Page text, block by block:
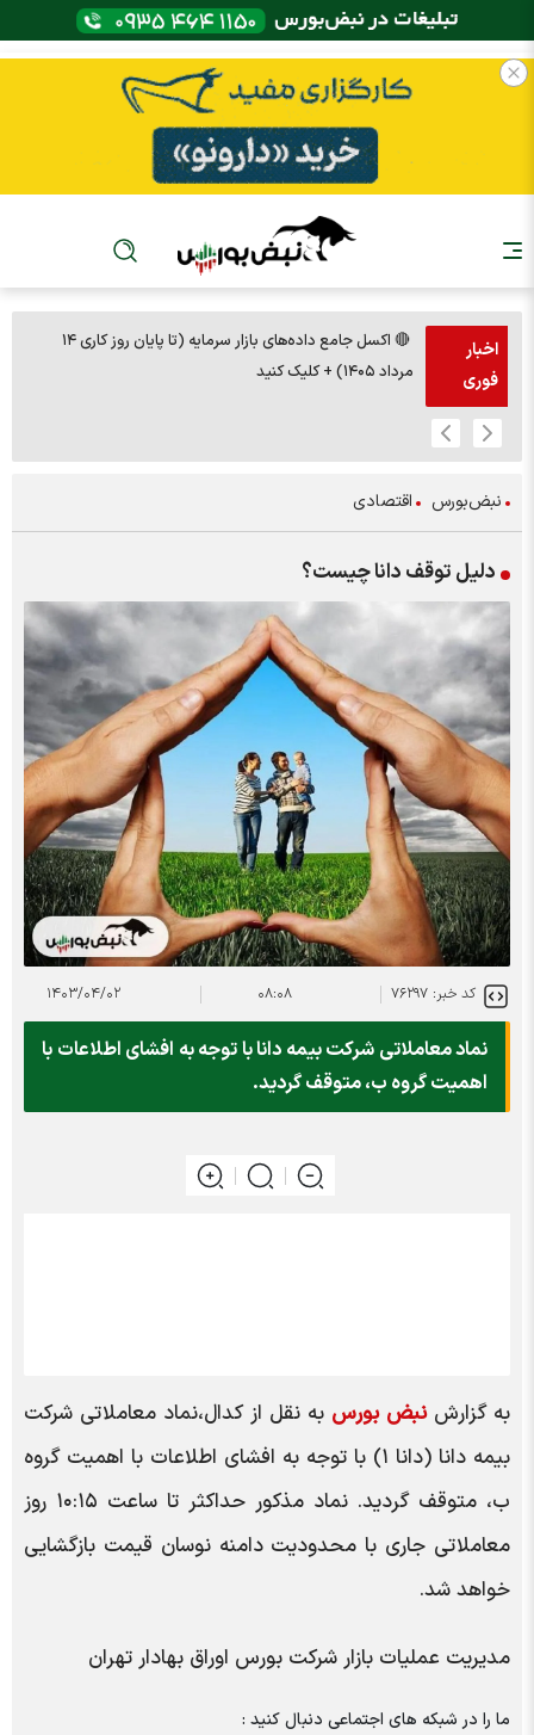
اخبار
فوری
🔴 اکسل جامع داده‌های بازار سرمایه (تا پایان روز کاری ۱۴
مرداد ۱۴۰۵) + کلیک کنید
نبض‌بورس اقتصادی
دلیل توقف دانا چیست؟
کد خبر: ۷۶۲۹۷ ۰۸:۰۸ ۱۴۰۳/۰۴/۰۲
نماد معاملاتی شرکت بیمه دانا با توجه به افشای اطلاعات با
اهمیت گروه ب، متوقف گردید.
به گزارش نبض بورس به نقل از کدال،نماد معاملاتی شرکت
بیمه دانا (دانا ۱) با توجه به افشای اطلاعات با اهمیت گروه
ب، متوقف گردید. نماد مذکور حداکثر تا ساعت ۱۰:۱۵ روز
معاملاتی جاری با محدودیت دامنه نوسان قیمت بازگشایی
خواهد شد.
مدیریت عملیات بازار شرکت بورس اوراق بهادار تهران
ما را در شبکه های اجتماعی دنبال کنید :